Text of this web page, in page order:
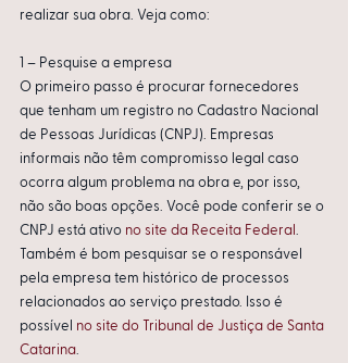
realizar sua obra. Veja como:
1 – Pesquise a empresa
O primeiro passo é procurar fornecedores
que tenham um registro no Cadastro Nacional
de Pessoas Jurídicas (CNPJ). Empresas
informais não têm compromisso legal caso
ocorra algum problema na obra e, por isso,
não são boas opções. Você pode conferir se o
CNPJ está ativo no site da Receita Federal .
Também é bom pesquisar se o responsável
pela empresa tem histórico de processos
relacionados ao serviço prestado. Isso é
possível no site do Tribunal de Justiça de Santa
Catarina.